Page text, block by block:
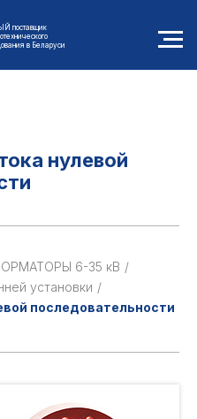
поставщик
в Беларуси
нулевой
6-35 кВ /
установки /
последовательности